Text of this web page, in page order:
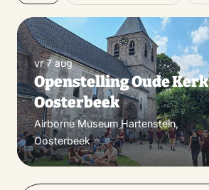
vr 7 aug
Openstelling Oude Kerk
Oosterbeek
Airborne Museum Hartenstein,
Oosterbeek